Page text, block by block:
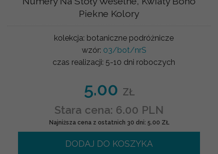
Piekne Kolory
kolekcja: botaniczne podróżnicze
wzór: 03/bot/nrS
czas realizacji: 5-10 dni roboczych
5.00 ZŁ
Stara cena: 6.00 PLN
Najniższa cena z ostatnich 30 dni: 5.00 ZŁ
DODAJ DO KOSZYKA